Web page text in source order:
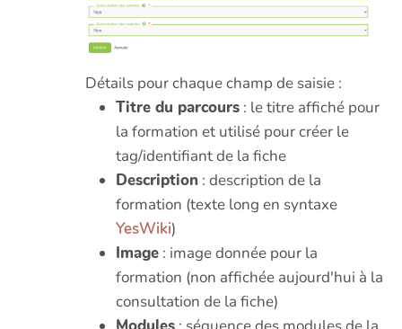
Détails pour chaque champ de saisie :
Titre du parcours : le titre affiché pour
la formation et utilisé pour créer le
tag/identifiant de la fiche
Description : description de la
formation (texte long en syntaxe
YesWiki)
Image : image donnée pour la
formation (non affichée aujourd'hui à la
consultation de la fiche)